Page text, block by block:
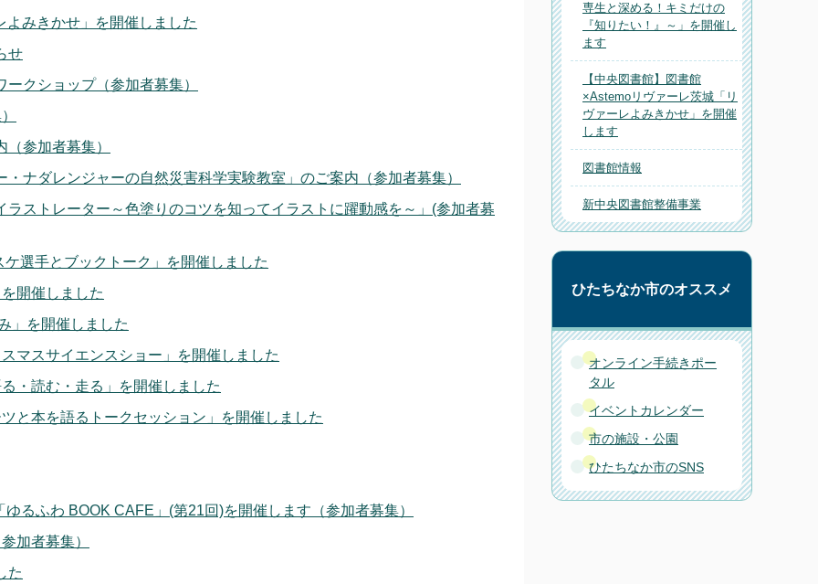
みきかせ」を開催しました
せ
クショップ（参加者募集）
参加者募集）
ナダレンジャーの自然災害科学実験教室」のご案内（参加者募集）
ストレーター～色塗りのコツを知ってイラストに躍動感を～」(参加者募
選手とブックトーク」を開催しました
開催しました
」を開催しました
マスサイエンスショー」を開催しました
・読む・走る」を開催しました
と本を語るトークセッション」を開催しました
るふわ BOOK CAFE」(第21回)を開催します（参加者募集）
加者募集）
た
専生と深める！キミだけの
『知りたい！』～」を開催し
ます
【中央図書館】図書館
×Astemoリヴァーレ茨城「リ
ヴァーレよみきかせ」を開催
します
図書館情報
新中央図書館整備事業
ひたちなか市のオススメ
オンライン手続きポー
タル
イベントカレンダー
市の施設・公園
ひたちなか市のSNS